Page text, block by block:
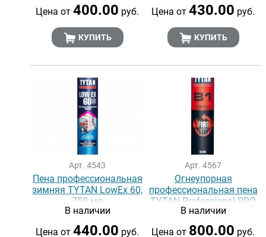
Цена от400.00 руб.
КУПИТЬ
Цена от430.00 руб.
КУПИТЬ
Арт. 4543
Пена профессиональная
зимняя TYTAN LowEx 60,
750 мл
В наличии
Цена от440.00 руб.
Арт. 4567
Огнеупорная
профессиональная пена
TYTAN Professional PRO
В1, 750 мл
В наличии
Цена от 800.00 руб.